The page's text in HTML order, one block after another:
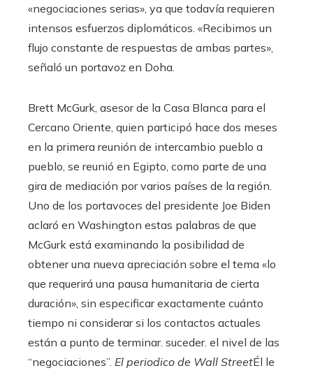
«negociaciones serias», ya que todavía requieren
intensos esfuerzos diplomáticos. «Recibimos un
flujo constante de respuestas de ambas partes»,
señaló un portavoz en Doha.
Brett McGurk, asesor de la Casa Blanca para el
Cercano Oriente, quien participó hace dos meses
en la primera reunión de intercambio pueblo a
pueblo, se reunió en Egipto, como parte de una
gira de mediación por varios países de la región.
Uno de los portavoces del presidente Joe Biden
aclaró en Washington estas palabras de que
McGurk está examinando la posibilidad de
obtener una nueva apreciación sobre el tema «lo
que requerirá una pausa humanitaria de cierta
duración», sin especificar exactamente cuánto
tiempo ni considerar si los contactos actuales
están a punto de terminar. suceder. el nivel de las
“negociaciones”. El periodico de Wall StreetÉl le